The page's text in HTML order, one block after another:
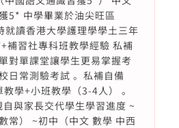
5* 中學畢業於油尖旺區
就讀香港大學護理學學土三年
補習社專科班教學經驗 私補
對單課堂讓學生更易掌握考
日常測驗考試 。私補自備
學+小班教學（3-4人） 。
與家長交代學生學習進度 ~
常） ~初中（中文 數學 中西